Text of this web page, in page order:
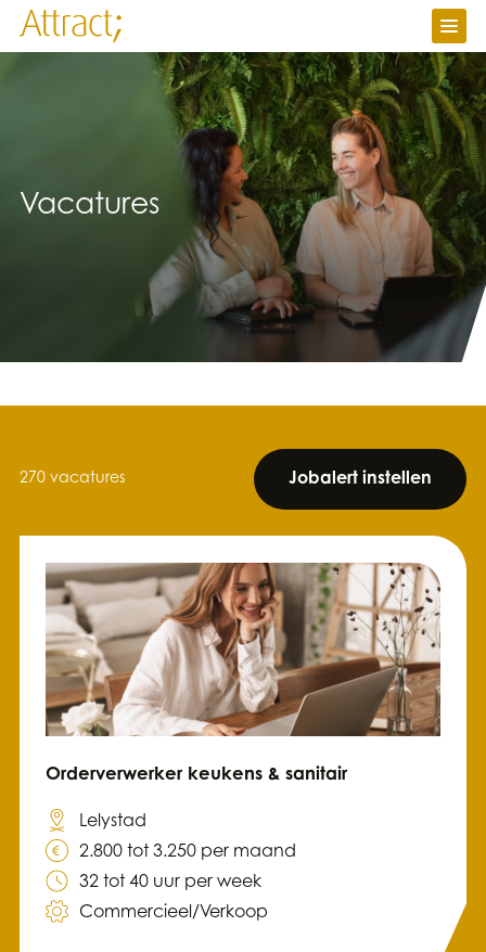
Vacatures
Ik zoek werk
Ik zoek personeel
Werken bij
Nieuws
Attractuur
Vacatures
270 vacatures Jobalert instellen
Orderverwerker keukens & sanitair
Lelystad
2.800 tot 3.250 per maand
32 tot 40 uur per week
Commercieel/Verkoop